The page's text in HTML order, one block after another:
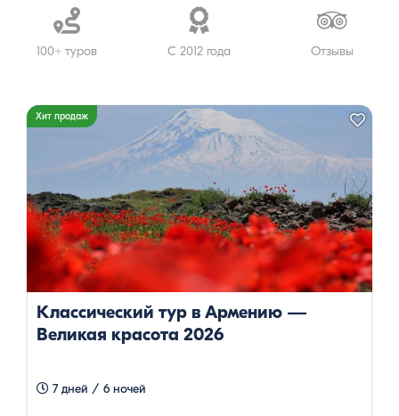
эксклюзивные
путевки
100+ туров С 2012 года Отзывы
Хит продаж
Классический тур в Армению —
Великая красота 2026
7 дней / 6 ночей